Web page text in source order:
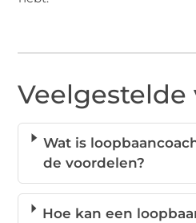
Veelgestelde
Wat is
de voordelen?
Hoe kan een